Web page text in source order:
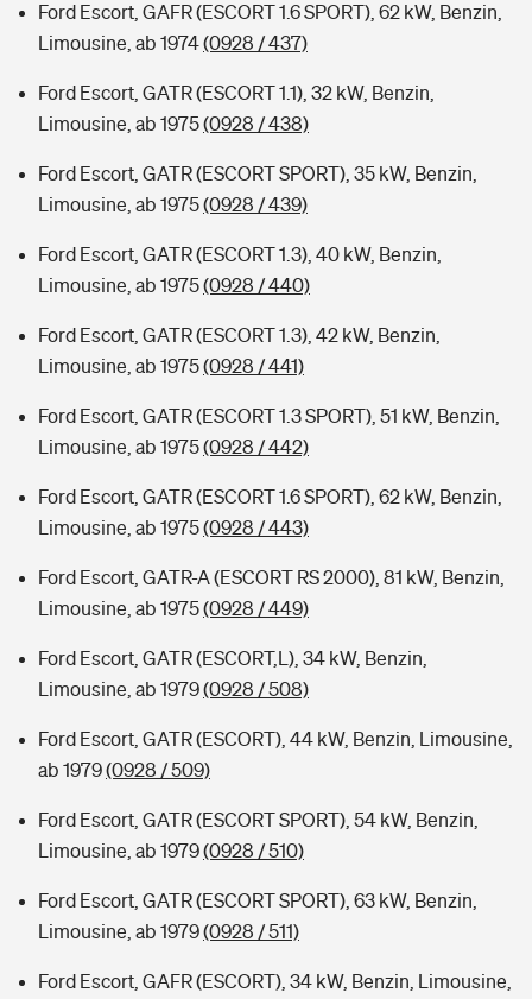
Ford Escort, GAFR (ESCORT 1.6 SPORT), 62 kW, Benzin,
Limousine, ab 1974(0928 / 437)
Ford Escort, GATR (ESCORT 1.1), 32 kW, Benzin,
Limousine, ab 1975(0928 / 438)
Ford Escort, GATR (ESCORT SPORT), 35 kW, Benzin,
Limousine, ab 1975(0928 / 439)
Ford Escort, GATR (ESCORT 1.3), 40 kW, Benzin,
Limousine, ab 1975(0928 / 440)
Ford Escort, GATR (ESCORT 1.3), 42 kW, Benzin,
Limousine, ab 1975(0928 / 441)
Ford Escort, GATR (ESCORT 1.3 SPORT), 51 kW, Benzin,
Limousine, ab 1975(0928 / 442)
Ford Escort, GATR (ESCORT 1.6 SPORT), 62 kW, Benzin,
Limousine, ab 1975(0928 / 443)
Ford Escort, GATR-A (ESCORT RS 2000), 81 kW, Benzin,
Limousine, ab 1975(0928 / 449)
Ford Escort, GATR (ESCORT,L), 34 kW, Benzin,
Limousine, ab 1979(0928 / 508)
Ford Escort, GATR (ESCORT), 44 kW, Benzin, Limousine,
ab 1979(0928 / 509)
Ford Escort, GATR (ESCORT SPORT), 54 kW, Benzin,
Limousine, ab 1979(0928 / 510)
Ford Escort, GATR (ESCORT SPORT), 63 kW, Benzin,
Limousine, ab 1979(0928 / 511)
Ford Escort, GAFR (ESCORT), 34 kW, Benzin, Limousine,